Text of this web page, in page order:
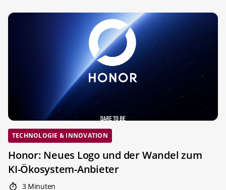
TECHNOLOGIE & INNOVATION
Honor: Neues Logo und der Wandel zum
KI-Ökosystem-Anbieter
3 Minuten